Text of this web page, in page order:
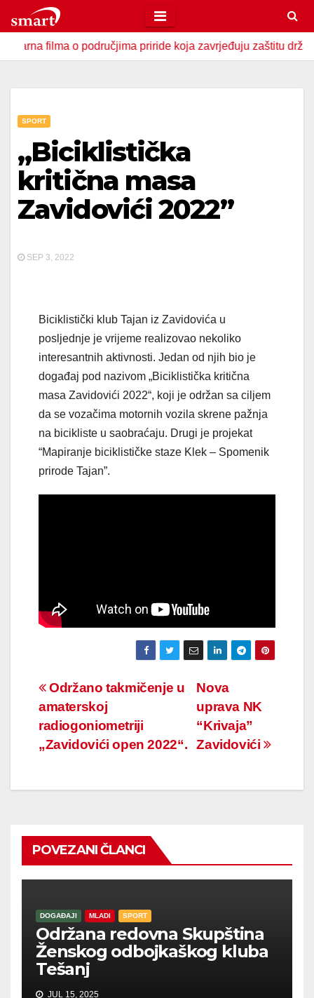
to
content
filma o područjima priride koja zavrjeđuju zaštitu države
SPORT
„Biciklistička
kritična masa
Zavidovići 2022”
SEP 3, 2022
Biciklistički klub Tajan iz Zavidovića u
posljednje je vrijeme realizovao nekoliko
interesantnih aktivnosti. Jedan od njih bio je
događaj pod nazivom „Biciklistička kritična
masa Zavidovići 2022“, koji je održan sa ciljem
da se vozačima motornih vozila skrene pažnja
na bicikliste u saobraćaju. Drugi je projekat
“Mapiranje biciklističke staze Klek – Spomenik
prirode Tajan”.
Navigacija
članaka
Nova
uprava NK
“Krivaja”
Zavidovići
Održano takmičenje u
amaterskoj
radiogoniometriji
„Zavidovići open 2022“.
POVEZANI ČLANCI
DOGAĐAJI MLADI SPORT
Održana redovna Skupština
Ženskog odbojkaškog kluba
Tešanj
JUL 15, 2025